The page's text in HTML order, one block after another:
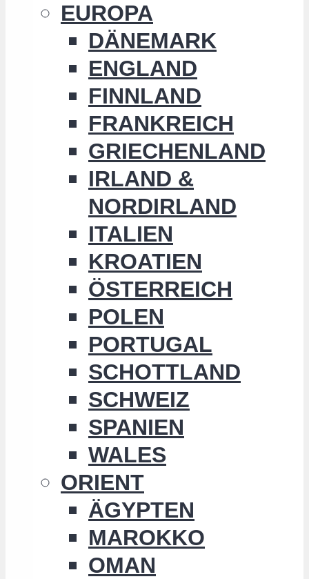
EUROPA
DÄNEMARK
ENGLAND
FINNLAND
FRANKREICH
GRIECHENLAND
IRLAND &
NORDIRLAND
ITALIEN
KROATIEN
ÖSTERREICH
POLEN
PORTUGAL
SCHOTTLAND
SCHWEIZ
SPANIEN
WALES
ORIENT
ÄGYPTEN
MAROKKO
OMAN